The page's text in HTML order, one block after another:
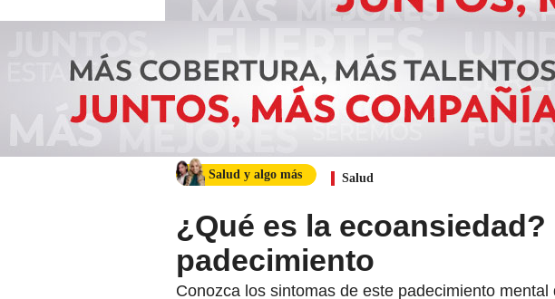
Salud y algo más Salud
¿Qué es la
padecimiento
Conozca los sintomas de este padecimiento